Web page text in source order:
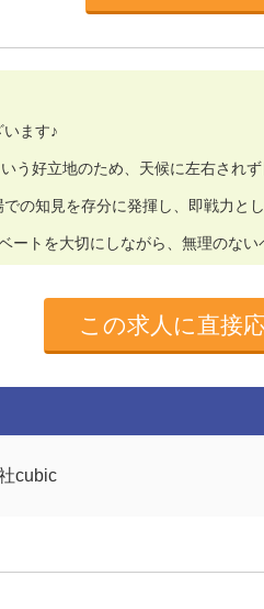
ます♪
う好立地のため、天候に左右され
の知見を存分に発揮し、即戦力と
ートを大切にしながら、無理のな
この求人に直接
cubic